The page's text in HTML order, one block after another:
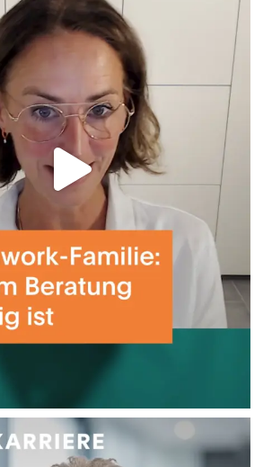
Altersvorsorge
Mitarbeiterrabatte
Altersvorsorge
ohne Kernzeitenzwang
Fort- & Weiterbildung
Gehalt, transparent und
Equipment, auch für